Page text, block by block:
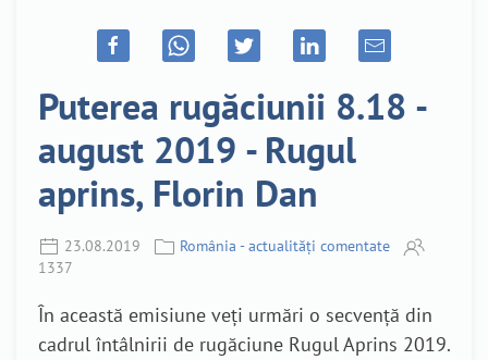
Puterea rugăciunii 8.18 -
august 2019 - Rugul
aprins, Florin Dan
23.08.2019
România - actualități comentate
1337
În această emisiune veți urmări o secvență din
cadrul întâlnirii de rugăciune Rugul Aprins 2019.